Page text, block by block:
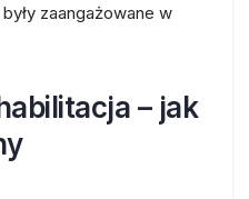
zaangażowane w
– jak